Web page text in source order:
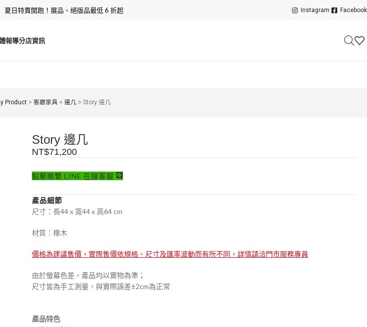
特賣開跑！展品、絕版品最低 6 折起 Instagram Facebook
報導分店資訊
Product >客廳家具 >邊几 >Story 邊几
Story 邊几
NT$71,200
點擊聯繫 LINE 在線客服
產品細節
尺寸：長44 x 寬44 x 高64 cm
材質：橡木
價格為建議售價，實際售價依規格、尺寸及匯率波動而有所不同，詳情請洽門市服務專員
由於螢幕色差，產品均以實物為準；
尺寸皆為手工測量，與實際誤差±2cm為正常
產品特色